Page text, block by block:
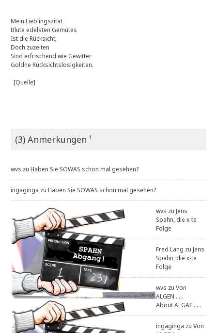
Mein Lieblingszitat
Blüte edelsten Gemütes
Ist die Rücksicht;
Doch zuzeiten
Sind erfrischend wie Gewitter
Goldne Rücksichtslosigkeiten.
[Quelle]
(3) Anmerkungen ¹
wvs zuHaben Sie SOWAS schon mal gesehen?
ingaginga zuHaben Sie SOWAS schon mal gesehen?
wvs zuJens
Spahn, die x-te
Folge
Fred Lang zuJens
Spahn, die x-te
Folge
wvs zuVon
ALGEN .....
About ALGAE .....
ingaginga zuVon